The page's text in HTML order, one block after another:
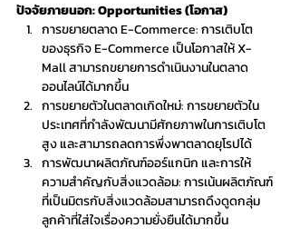
ปัจจัยภายนอก: Opportunities (โอกาส)
การขยายตลาด E-Commerce: การเติบโต
ของธุรกิจ E-Commerce เป็นโอกาสให้ X-
Mall สามารถขยายการดำเนินงานในตลาด
ออนไลน์ได้มากขึ้น
การขยายตัวในตลาดเกิดใหม่: การขยายตัวใน
ประเทศที่กำลังพัฒนามีศักยภาพในการเติบโต
สูง และสามารถลดการพึ่งพาตลาดยุโรปได้
การพัฒนาผลิตภัณฑ์ออร์แกนิก และการให้
ความสำคัญกับสิ่งแวดล้อม: การเน้นผลิตภัณฑ์
ที่เป็นมิตรกับสิ่งแวดล้อมสามารถดึงดูดกลุ่ม
ลูกค้าที่ใส่ใจเรื่องความยั่งยืนได้มากขึ้น